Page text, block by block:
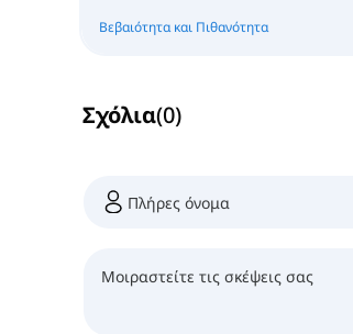
Βεβαιότητα και Πιθανότητα
Σχόλια(0)